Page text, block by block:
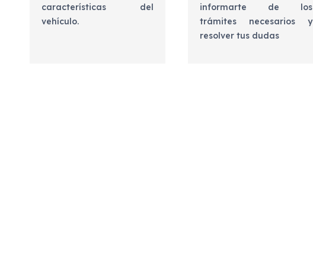
características del
vehículo.
informarte de los
trámites necesarios y
resolver tus dudas